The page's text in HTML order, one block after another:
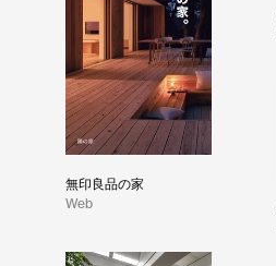
無印良品の家
Web